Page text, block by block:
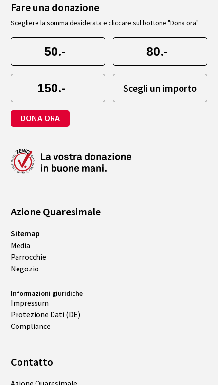
Azione Quaresimale
Sitemap
Media
Parrocchie
Negozio
Informazioni giuridiche
Impressum
Protezione Dati (DE)
Compliance
Fare una donazione
Scegliere la somma desiderata e cliccare sul bottone "Dona ora"
.- .-
.- Scegli un importo
DONA ORA
Contatto